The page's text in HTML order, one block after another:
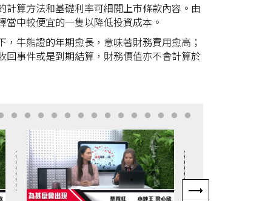
計算方法和基礎利率可細閱上市條款內容。由
中較便宜的一隻以降低投資成本。
牛熊證的年期愈長，意味著財務費用愈高；
回事件或是到期結算，財務價值亦不會計算於